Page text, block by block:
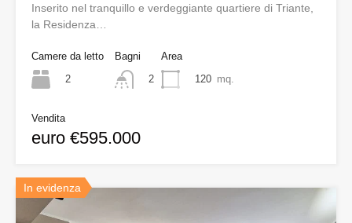
Inserito nel tranquillo e verdeggiante quartiere di Triante,
la Residenza…
Camere da letto
2
Bagni
2
Area
120 mq.
Vendita
euro €595.000
In evidenza